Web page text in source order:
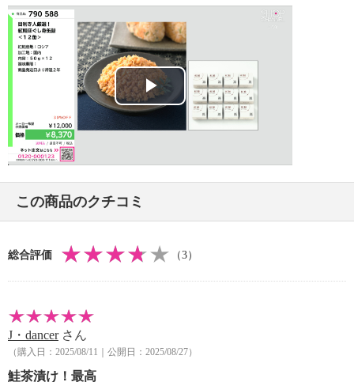
【期限表示】
・商品発送日より 賞味期限 常温２年間
【同梱書類】
・なし
※原料原産地について、商品パッケージと差異がある
場合がありますが、商品説明に記載しているとおりで
す
Play
Video
この商品のクチコミ
総合評価 （3）
J・dancerさん
（購入日：2025/08/11｜公開日：2025/08/27）
鮭茶漬け！最高